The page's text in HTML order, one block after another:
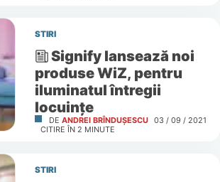
STIRI
Signify lansează noi
produse WiZ, pentru
iluminatul întregii
locuințe
DE ANDREI BRÎNDUȘESCU 03 / 09 / 2021
CITIRE ÎN 2 MINUTE
STIRI